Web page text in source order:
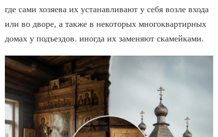
где сами хозяева их устанавливают у себя возле входа
или во дворе, а также в некоторых многоквартирных
домах у подъездов. иногда их заменяют скамейками.